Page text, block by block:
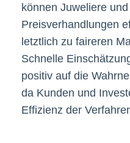
können Juweliere
Preisverhandlungen
letztlich zu faireren
Schnelle
positiv auf die
da Kunden und
Effizienz der